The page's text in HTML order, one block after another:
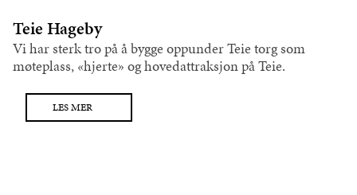
Teie Hageby
Vi har sterk tro på å bygge oppunder Teie torg som
møteplass, «hjerte» og hovedattraksjon på Teie.
LES MER